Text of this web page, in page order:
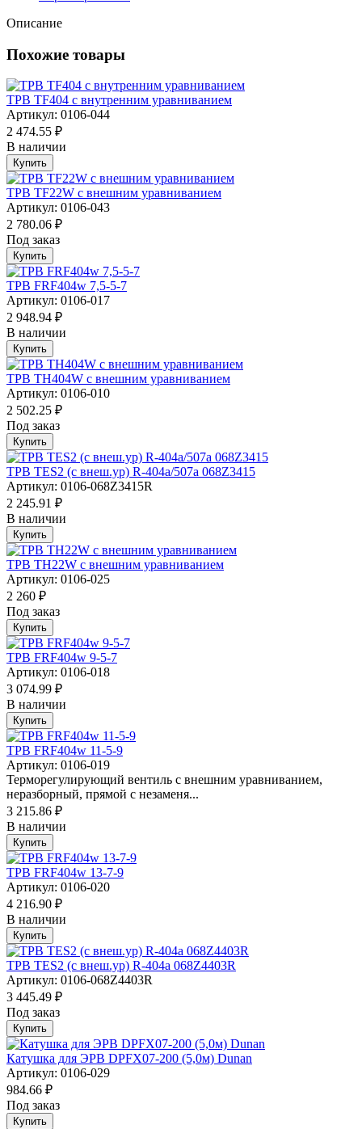
Описание
Похожие товары
ТРВ TF404 с внутренним уравниванием
Артикул: 0106-044
2 474.55 ₽
В наличии
Купить
ТРВ TF22W с внешним уравниванием
Артикул: 0106-043
2 780.06 ₽
Под заказ
Купить
ТРВ FRF404w 7,5-5-7
Артикул: 0106-017
2 948.94 ₽
В наличии
Купить
ТРВ TH404W с внешним уравниванием
Артикул: 0106-010
2 502.25 ₽
Под заказ
Купить
ТРВ TES2 (с внеш.ур) R-404a/507а 068Z3415
Артикул: 0106-068Z3415R
2 245.91 ₽
В наличии
Купить
ТРВ TH22W с внешним уравниванием
Артикул: 0106-025
2 260 ₽
Под заказ
Купить
ТРВ FRF404w 9-5-7
Артикул: 0106-018
3 074.99 ₽
В наличии
Купить
ТРВ FRF404w 11-5-9
Артикул: 0106-019
Терморегулирующий вентиль с внешним уравниванием,
неразборный, прямой с незаменя...
3 215.86 ₽
В наличии
Купить
ТРВ FRF404w 13-7-9
Артикул: 0106-020
4 216.90 ₽
В наличии
Купить
ТРВ TES2 (с внеш.ур) R-404a 068Z4403R
Артикул: 0106-068Z4403R
3 445.49 ₽
Под заказ
Купить
Катушка для ЭРВ DPFX07-200 (5,0м) Dunan
Артикул: 0106-029
984.66 ₽
Под заказ
Купить